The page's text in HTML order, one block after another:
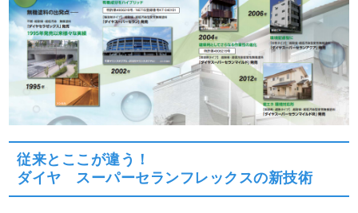
従来とここが違う！
ダイヤ スーパーセランフレックスの新技術